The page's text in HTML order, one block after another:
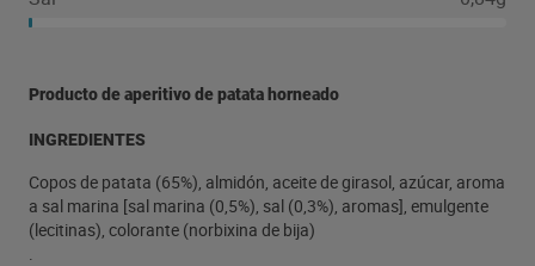
Producto de aperitivo de patata horneado
INGREDIENTES
Copos de patata (65%), almidón, aceite de girasol, azúcar, aroma
a sal marina [sal marina (0,5%), sal (0,3%), aromas], emulgente
(lecitinas), colorante (norbixina de bija)
.